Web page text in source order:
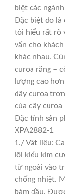
biệt các
Đặc biệt do là
tôi hiểu rất rõ
vấn cho
khác nhau.
curoa răng –
lượng cao
dây curoa
của dây
Đặc tính sản
XPA2882-1
1./ Vật liệu:
lõi kiểu kim
từ ngoài vào
chống nhiệt.
bám dầu.